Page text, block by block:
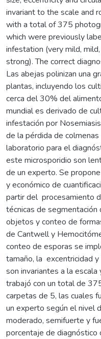
invariant to the scale and
with a total of 375
which were previously
infestation (very mild,
strong). The correct
Las abejas polinizan una
plantas, incluyendo los
cerca del 30% del
mundial es derivado de
infestación por
de la pérdida de
laboratorio para el
este microsporidio son
de un experto. Se
y económico de
partir del procesamiento
técnicas de segmentación
objetos y conteo de
de Cantwell y
conteo de esporas se
tamaño, la excentricidad y
son invariantes a la
trabajó con un total de
carpetas de 5, las cuales
un experto según el nivel
moderado, semifuerte y
porcentaje de